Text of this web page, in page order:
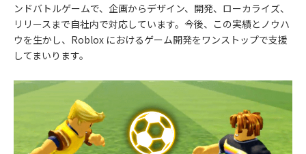
ンドバトルゲームで、企画からデザイン、開発、ローカライズ、
リリースまで自社内で対応しています。今後、この実績とノウハ
ウを生かし、Roblox におけるゲーム開発をワンストップで支援
してまいります。